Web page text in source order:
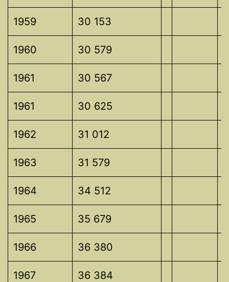
1959 30 153
1960 30 579
1961 30 567
1961 30 625
1962 31 012
1963 31 579
1964 34 512
1965 35 679
1966 36 380
1967 36 384